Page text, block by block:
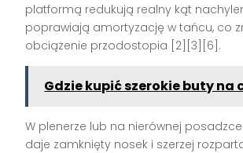
platformą redukują realny kąt
poprawiają amortyzację w tańcu, co
obciążenie przodostopia [2][3][6].
Gdzie kupić szerokie buty na
W plenerze lub na nierównej
daje zamknięty nosek i szerzej